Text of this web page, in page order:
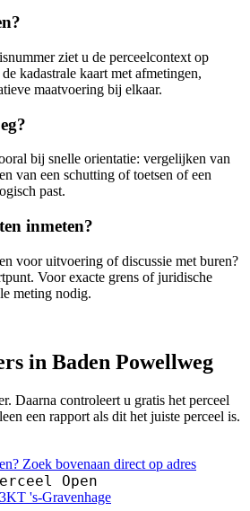
ziet u de perceelcontext op
kadastrale kaart met afmetingen,
maatvoering bij elkaar.
bij snelle orientatie: vergelijken van
van een schutting of toetsen of een
past.
inmeten?
voor uitvoering of discussie met buren?
Voor exacte grens of juridische
meting nodig.
in Baden Powellweg
Daarna controleert u gratis het perceel
een rapport als dit het juiste perceel is.
Zoek bovenaan direct op adres
Open
's-Gravenhage